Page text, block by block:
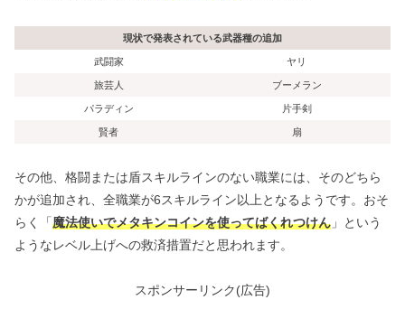
現状で発表されている武器種の追加
武闘家 ヤリ
旅芸人 ブーメラン
パラディン 片手剣
賢者 扇
その他、格闘または盾スキルラインのない職業には、そのどちら
かが追加され、全職業が6スキルライン以上となるようです。おそ
らく「魔法使いでメタキンコインを使ってばくれつけん 」という
ようなレベル上げへの救済措置だと思われます。
スポンサーリンク(広告)